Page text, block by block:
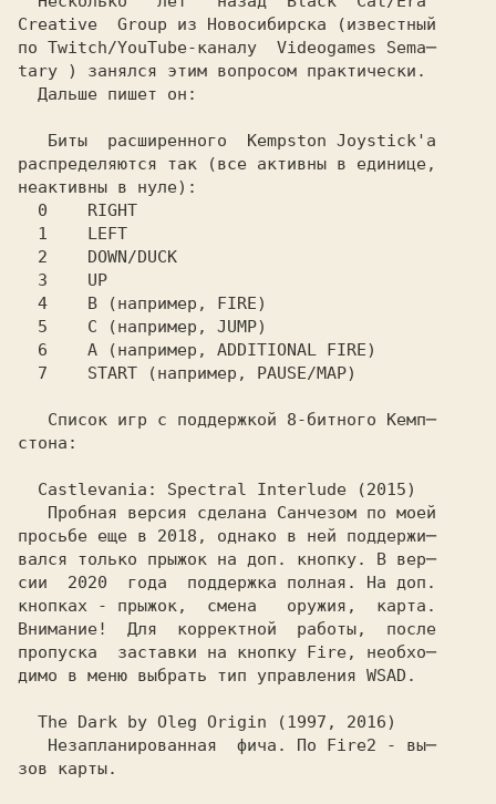
Creative  Group из Новосибирска (известный
по Twitch/YouTube-каналу
Videogames Sema─
tary ) занялся этим вопросом практически.
   Биты  расширенного
Kempston Joystick'а
распределяются так (все активны в единице,
  7    START (например, PAUSE/MAP)
   Список игр с поддержкой 8-битного
Кемп─
стона:
  Castlevania: Spectral Interlude (2015)
   Пробная версия сделана
Санчезом по моей
просьбе еще в 2018,
однако в ней поддержи─
вался только прыжок на доп. кнопку. В вер─
сии
2020
года  поддержка полная. На доп.
кнопках - прыжок,  смена   оружия,  карта.
Внимание!  Для  корректной  работы,  после
пропуска  заставки на кнопку Fire, необхо─
димо в меню выбрать тип управления WSAD.
  The Dark by Oleg Origin (1997, 2016)
зов карты.